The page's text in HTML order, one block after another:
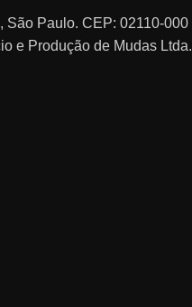
São Paulo. CEP: 02110-000
e Produção de Mudas Ltda.